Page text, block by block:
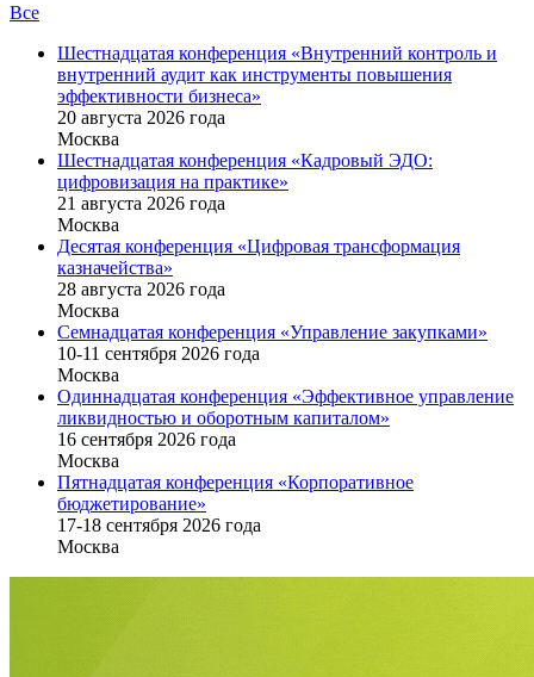
Все
Шестнадцатая конференция «Внутренний контроль и
внутренний аудит как инструменты повышения
эффективности бизнеса»
20 августа 2026 года
Москва
Шестнадцатая конференция «Кадровый ЭДО:
цифровизация на практике»
21 августа 2026 года
Москва
Десятая конференция «Цифровая трансформация
казначейства»
28 августа 2026 года
Москва
Семнадцатая конференция «Управление закупками»
10-11 сентября 2026 года
Москва
Одиннадцатая конференция «Эффективное управление
ликвидностью и оборотным капиталом»
16 cентября 2026 года
Москва
Пятнадцатая конференция «Корпоративное
бюджетирование»
17-18 сентября 2026 года
Москва